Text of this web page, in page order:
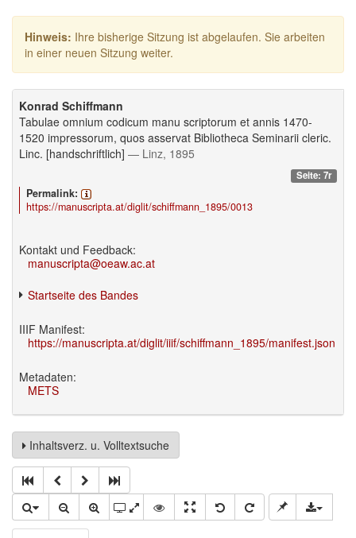
Hinweis: Ihre bisherige Sitzung ist abgelaufen. Sie arbeiten
in einer neuen Sitzung weiter.
Konrad Schiffmann
Tabulae omnium codicum manu scriptorum et annis 1470-
1520 impressorum, quos asservat Bibliotheca Seminarii cleric.
Linc. [handschriftlich] — Linz, 1895
Seite: 7r
Permalink:
https://manuscripta.at/diglit/schiffmann_1895/0013
Kontakt und Feedback:
manuscripta@oeaw.ac.at
Startseite des Bandes
IIIF Manifest:
https://manuscripta.at/diglit/iiif/schiffmann_1895/manifest.json
Metadaten:
METS
Inhaltsverz. u. Volltextsuche